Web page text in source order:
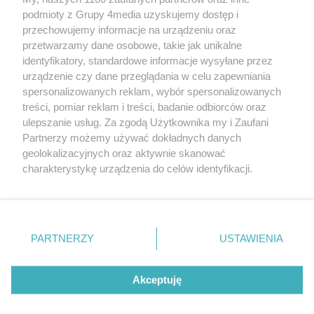
Redakcja Reklama Prywatność
Praca Łódź
the:protocol
Facebook.com
Youtube.com
podmioty z Grupy 4media uzyskujemy dostęp i
przechowujemy informacje na urządzeniu oraz
przetwarzamy dane osobowe, takie jak unikalne
identyfikatory, standardowe informacje wysyłane przez
urządzenie czy dane przeglądania w celu zapewniania
spersonalizowanych reklam, wybór spersonalizowanych
treści, pomiar reklam i treści, badanie odbiorców oraz
ulepszanie usług. Za zgodą Użytkownika my i Zaufani
Partnerzy możemy używać dokładnych danych
geolokalizacyjnych oraz aktywnie skanować
charakterystykę urządzenia do celów identyfikacji.
zmienić/wycofać klikając przycisk ustawień prywatności
znajdujący się w lewym dolnym rogu strony
. Niektóre
użytkownika, ale masz prawo sprzeciwić się takiemu
przetwarzaniu. Preferencje będą miały zastosowania tylko
PARTNERZY USTAWIENIA
Akceptuję